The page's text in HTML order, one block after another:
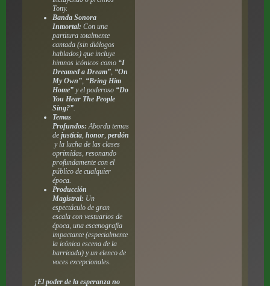
Tony.
Banda Sonora
Inmortal: Con una
partitura totalmente
cantada (sin diálogos
hablados) que incluye
himnos icónicos como “I
Dreamed a Dream”, “On
My Own”, “Bring Him
Home”y el poderoso “Do
You Hear The People
Sing?”.
Temas
Profundos: Aborda temas
de justicia, honor, perdón
y la lucha de las clases
oprimidas, resonando
profundamente con el
público de cualquier
época.
Producción
Magistral: Un
espectáculo de gran
escala con vestuarios de
época, una escenografía
impactante (especialmente
la icónica escena de la
barricada) y un elenco de
voces excepcionales.
¡El poder de la esperanza no